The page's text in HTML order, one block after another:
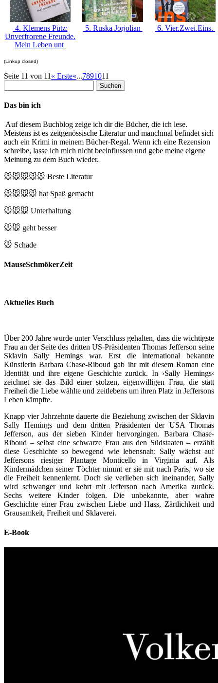
4. Klemens Pütz:
Unverfrorene Freunde.
Mein Leben unt
5. Ruska Jorjolian 6. Vier.Zwei.Eins.
(Linkup closed)
Seite 11 von 11 « Erste«...7891011
nach:
Das bin ich
Auf diesem Buchblog zeige ich dir die Bücher, die ich lese.
Meistens ist es zeitgenössische Literatur und manchmal befindet sich
auch ein Krimi in meinem Bücher-Regal. Wenn ich eine Rezension
schreibe, lasse ich mich nicht beeinflussen und gebe meine eigene
Meinung zu dem Buch wieder.
🐭🐭🐭🐭🐭 Beste Literatur
🐭🐭🐭🐭 hat Spaß gemacht
🐭🐭🐭 Unterhaltung
🐭🐭 geht besser
🐭 Schade
MauseSchmökerZeit
Aktuelles Buch
Über 200 Jahre wurde unter Verschluss gehalten, dass die wichtigste
Frau an der Seite des dritten US-Präsidenten Thomas Jefferson seine
Sklavin Sally Hemings war. Erst die international bekannte
Künstlerin Barbara Chase-Riboud gab ihr mit diesem Roman eine
Identität und ihre eigene Geschichte zurück. In ›Sally Hemings‹
zeichnet sie das Bild einer stolzen, eigenwilligen Frau, die statt
Freiheit die Liebe wählte und zeitlebens um ihren Platz in Jeffersons
Leben kämpfte.
Knapp vier Jahrzehnte dauerte die Beziehung zwischen der Sklavin
Sally Hemings und dem dritten Präsidenten der USA Thomas
Jefferson, aus der sieben Kinder hervorgingen. Barbara Chase-
Riboud – selbst eine schwarze Frau aus den Südstaaten – erzählt
diese Geschichte so bewegend wie lebensnah: Sally wächst auf
Jeffersons riesiger Plantage Monticello in Virginia auf. Als
Kindermädchen seiner Töchter nimmt er sie mit nach Paris, wo sie
die Freiheit kennenlernt. Doch sie verlieben sich ineinander, Sally
wird schwanger und kehrt mit Jefferson nach Amerika zurück.
Sechs weitere Kinder folgen. Die unbekannte, aber wahre
Geschichte einer Frau zwischen Liebe und Hass, Zärtlichkeit und
Grausamkeit, Freiheit und Sklaverei.
E-Book